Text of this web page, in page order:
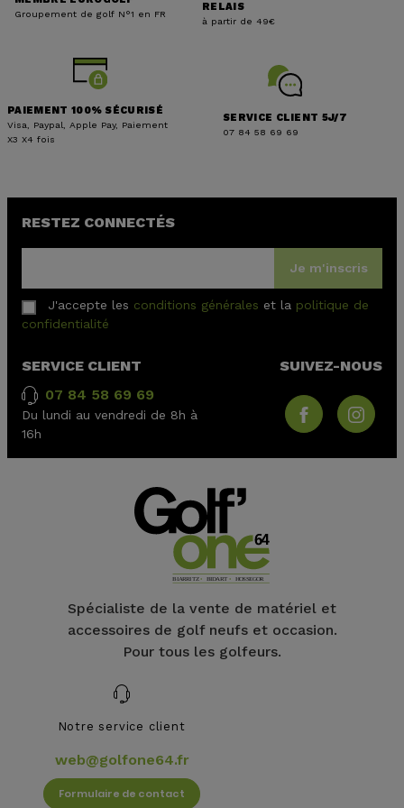
Groupement de golf N°1 en FR
RELAIS
à partir de 49€
PAIEMENT 100% SÉCURISÉ
Visa, Paypal, Apple Pay, Paiement
X3 X4 fois
SERVICE CLIENT 5J/7
07 84 58 69 69
RESTEZ CONNECTÉS
Je m'inscris
J'accepte les conditions générales et la politique de
confidentialité
SERVICE CLIENT
07 84 58 69 69
Du lundi au vendredi de 8h à
16h
SUIVEZ-NOUS
Spécialiste de la vente de matériel et
accessoires de golf neufs et occasion.
Pour tous les golfeurs.
Notre service client
web@golfone64.fr
Formulaire de contact